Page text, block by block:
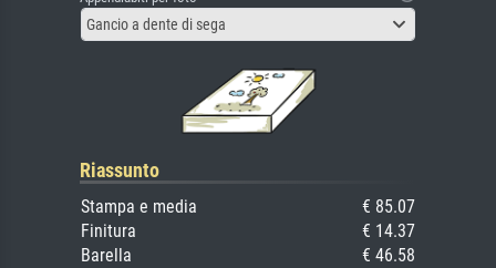
Gancio a dente di sega
Riassunto
Stampa e media
€ 85.07
Finitura
€ 14.37
Barella
€ 46.58